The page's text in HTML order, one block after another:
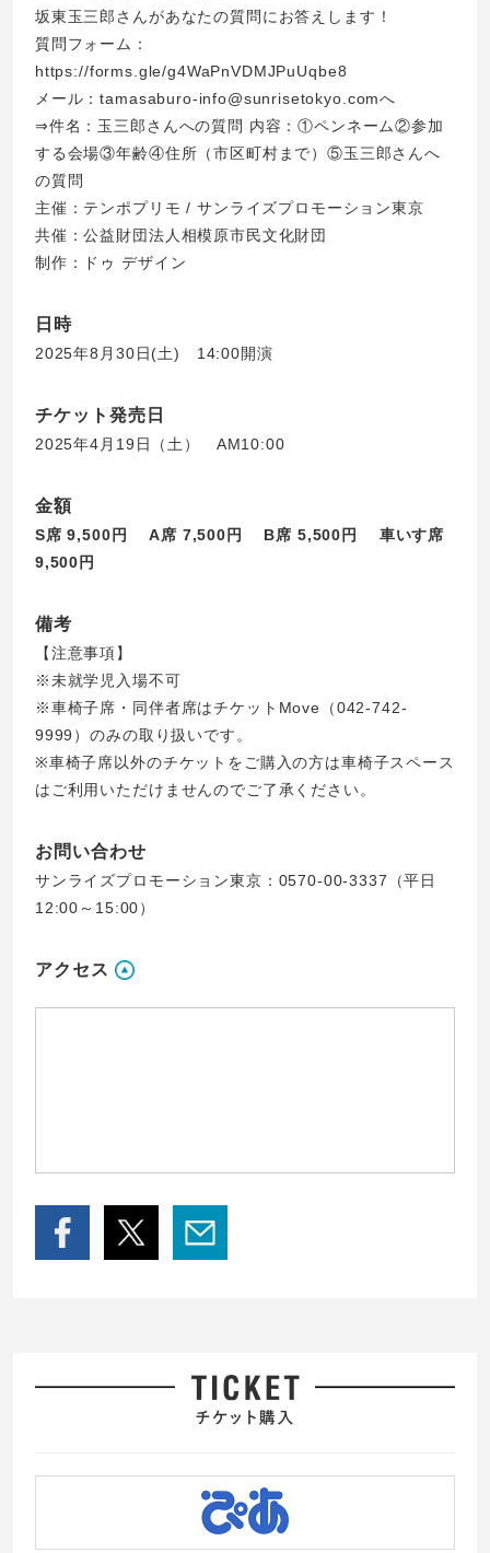
坂東玉三郎さんがあなたの質問にお答えします！
質問フォーム：
https://forms.gle/g4WaPnVDMJPuUqbe8
メール：tamasaburo-info@sunrisetokyo.comへ
⇒件名：玉三郎さんへの質問 内容：①ペンネーム②参加
する会場③年齢④住所（市区町村まで）⑤玉三郎さんへ
の質問
主催：テンポプリモ / サンライズプロモーション東京
共催：公益財団法人相模原市民文化財団
制作：ドゥ デザイン
日時
2025年8月30日(土) 14:00開演
チケット発売日
2025年4月19日（土） AM10:00
金額
S席 9,500円 A席 7,500円 B席 5,500円 車いす席
9,500円
備考
【注意事項】
※未就学児入場不可
※車椅子席・同伴者席はチケットMove（042-742-
9999）のみの取り扱いです。
※車椅子席以外のチケットをご購入の方は車椅子スペース
はご利用いただけませんのでご了承ください。
お問い合わせ
サンライズプロモーション東京：0570-00-3337（平日
12:00～15:00）
アクセス